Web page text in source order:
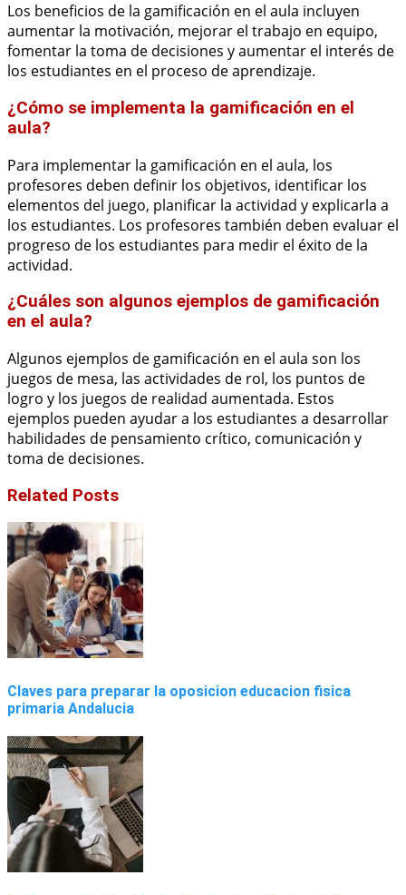
Los beneficios de la gamificación en el aula incluyen
aumentar la motivación, mejorar el trabajo en equipo,
fomentar la toma de decisiones y aumentar el interés de
los estudiantes en el proceso de aprendizaje.
¿Cómo se implementa la gamificación en el
aula?
Para implementar la gamificación en el aula, los
profesores deben definir los objetivos, identificar los
elementos del juego, planificar la actividad y explicarla a
los estudiantes. Los profesores también deben evaluar el
progreso de los estudiantes para medir el éxito de la
actividad.
¿Cuáles son algunos ejemplos de gamificación
en el aula?
Algunos ejemplos de gamificación en el aula son los
juegos de mesa, las actividades de rol, los puntos de
logro y los juegos de realidad aumentada. Estos
ejemplos pueden ayudar a los estudiantes a desarrollar
habilidades de pensamiento crítico, comunicación y
toma de decisiones.
Related Posts
Claves para preparar la oposicion educacion fisica
primaria Andalucia